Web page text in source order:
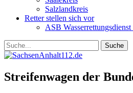
Salzlandkreis
Retter stellen sich vor
ASB
Streifenwagen der